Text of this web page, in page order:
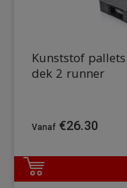
Kunststof
dek 2 runner
€26.30